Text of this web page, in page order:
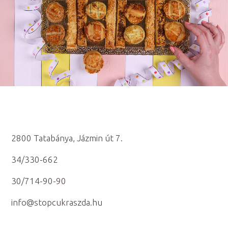
2800 Tatabánya, Jázmin út 7.
34/330-662
30/714-90-90
info@stopcukraszda.hu